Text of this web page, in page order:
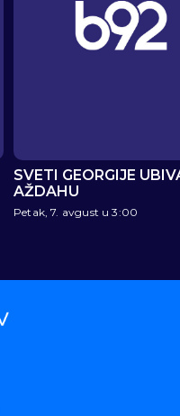
SVETI GEORGIJE
AŽDAHU
Petak, 7. avgust u 3:00